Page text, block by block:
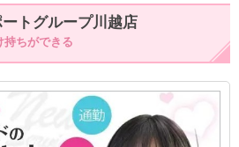
トグループ川越店
持ちができる